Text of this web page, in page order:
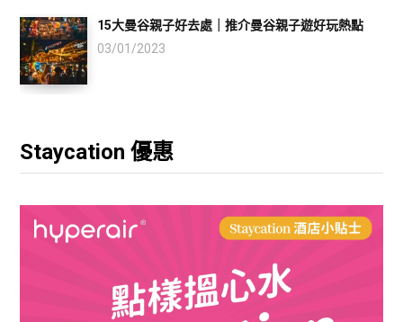
15大曼谷親子好去處｜推介曼谷親子遊好玩熱點
03/01/2023
Staycation 優惠